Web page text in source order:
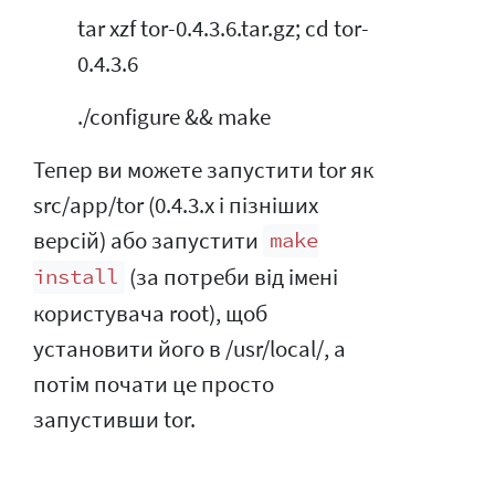
tar xzf tor-0.4.3.6.tar.gz; cd tor-
0.4.3.6
./configure && make
Тепер ви можете запустити tor як
src/app/tor (0.4.3.x і пізніших
версій) або запустити make
install (за потреби від імені
користувача root), щоб
установити його в /usr/local/, а
потім почати це просто
запустивши tor.